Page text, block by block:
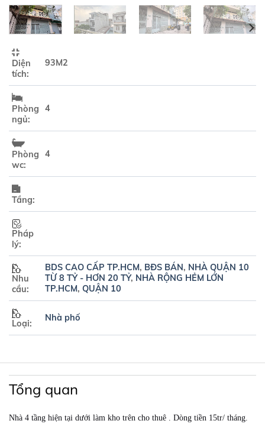
Diện
tích:
93M2
Phòng
ngủ:
4
Phòng
wc:
4
Tầng:
Pháp
lý:
Nhu
cầu:
BDS CAO CẤP TP.HCM, BĐS BÁN, NHÀ QUẬN 10
TỪ 8 TỶ - HƠN 20 TỶ, NHÀ RỘNG HẺM LỚN
TP.HCM, QUẬN 10
Loại:
Nhà phố
Tổng quan
Nhà 4 tầng hiện tại dưới làm kho trên cho thuê . Dòng tiền 15tr/ tháng.